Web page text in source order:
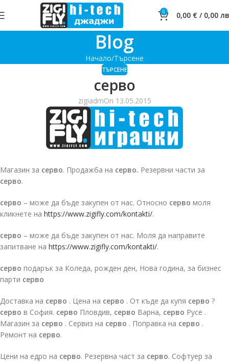
0 0,00 € / 0,00
Blog
Начало Търсене
ТЪРСЕНЕ
серво
zigiadmOn 13.05.2015
Магазин за серво. Продажба на серво. Резервни части за
серво.
серво – може да бъде закупен от нас. Относно серво моля
кликнете на https://www.zigifly.com/kontakti/.
серво – може да бъде закупен от нас. Моля да направите
запитване на https://www.zigifly.com/kontakti/.
серво подарък за Коледа, рожден ден, Нова година, за бизнес
парти серво
Доставка на серво . Цена на серво . От къде да купя серво ?
серво в София. серво Пловдив, серво Варна, серво Русе .
Магазин за серво . Сервиз на серво . Поправка на серво .
Ремонт на серво.
Цени на едро на серво. Резервна част за серво. Софтуер за